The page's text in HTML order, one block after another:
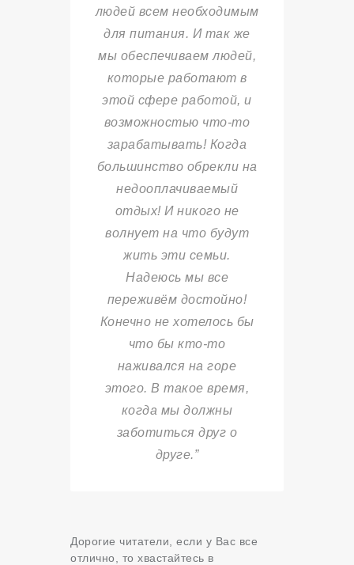
людей всем необходимым
для питания. И так же
мы обеспечиваем людей,
которые работают в
этой сфере работой, и
возможностью что-то
зарабатывать! Когда
большинство обрекли на
недооплачиваемый
отдых! И никого не
волнует на что будут
жить эти семьи.
Надеюсь мы все
переживём достойно!
Конечно не хотелось бы
что бы кто-то
наживался на горе
этого. В такое время,
когда мы должны
заботиться друг о
друге.”
Дорогие читатели, если у Вас все
отлично, то хвастайтесь в